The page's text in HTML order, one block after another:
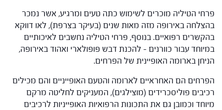
פרחי הטיליה מוכרים לשימוש כתה טעים ומרגיע, אשר נמכר
בהצלחה באירופה מזה מאות שנים (בעיקר בצרפת), לאו דווקא
בהקשרים רפואיים. בנוסף, פרחי הטיליה נחשבים לאיכותיים
במיוחד עבור כוורנים – להכנת דבש פופולארי ואהוד באירופה,
הניחן בארומה האופיינית של הפרחים.
הפרחים הם האחראיים לארומה והטעם האופייניים והם מכילים
רכיבים פוליסכרידים (מוצילגים), המעניקים לחליטה מרקם
מיוחד וכמובן גם את התכונות הרפואיות האופייניות לרכיבים